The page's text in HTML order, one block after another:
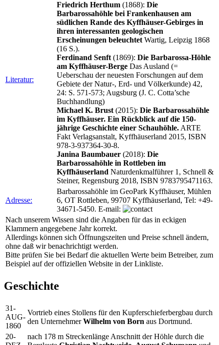
Literatur:
Friedrich Herthum (1868): Die
Barbarossahöhle bei Frankenhausen am
südlichen Rande des Kyffhäuser-Gebirges in
ihren interessanten geologischen
Erscheinungen beleuchtet Wartig, Leipzig 1868
(16 S.).
Ferdinand Senft (1869): Die Barbarossa-Höhle
am Kyffhäuser-Berge Das Ausland (=
Ueberschau der neuesten Forschungen auf dem
Gebiete der Natur-, Erd- und Völkerkunde) 42,
24: S. 571-573; Augsburg (J. C. Cotta’sche
Buchhandlung)
Michael K. Brust (2015): Die Barbarossahöhle
im Kyffhäuser. Ein Rückblick auf die 150-
jährige Geschichte einer Schauhöhle. ARTE
Fakt Verlagsanstalt, Kyffhäuserland 2015, ISBN
978-3-937364-30-8.
Janina Baumbauer (2018): Die
Barbarossahöhle in Rottleben im
Kyffhäuserland Naturdenkmalführer 1, Schnell &
Steiner, Regensburg 2018, ISBN 9783795471163.
Adresse:
Barbarossahöhle im GeoPark Kyffhäuser, Mühlen
6, OT Rottleben, 99707 Kyffhäuserland, Tel: +49-
34671-5450. E-mail:
Nach unserem Wissen sind die Angaben für das in eckigen
Klammern angegebene Jahr korrekt.
Allerdings können sich Öffnungszeiten und Preise schnell ändern,
ohne daß wir benachrichtigt werden.
Bitte prüfen Sie bei Bedarf die aktuellen Werte beim Betreiber, zum
Beispiel auf der offiziellen Website in der Linkliste.
Geschichte
31-
AUG-
1860
Vortrieb eines Stollens für den Kupferschieferbergbau durch
den UnternehmerWilhelm von Born aus Dortmund.
20-
nach 178 m Streckenlänge Anschnitt der Höhle durch die